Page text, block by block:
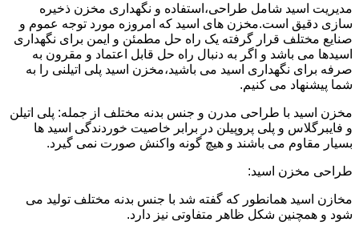
مدیریت اسید شامل طراحی،استفاده و نگهداری مخزن ذخیره
سازی دقیق است.مخزن های اسید که امروزه مورد توجه عموم و
صنایع مختلف قرار گرفته یک راه حل مطمئن و ایمن برای نگهداری
اسیدها می باشد و اگر به دنبال راه حل قابل اعتماد و مقرون به
صرفه برای نگهداری اسید می باشید،مخزن اسید پلی اتیلنی را به
شما پیشنهاد می کنیم.
مخزن اسید با طراحی مدرن و جنس بدنه مختلف از جمله: پلی اتیلن
و فایبرگلاس و پلی پروپیلن در برابر خاصیت خوردندگی اسید ها
بسیار مقاوم می باشند و هیچ گونه واکنش صورت نمی گیرد.
طراحی مخزن اسید:
مخازن اسید همانطور که گفته شد با جنس بدنه مختلف تولید می
شود و همچنین شکل ظاهر متفاوتی نیز دارد.